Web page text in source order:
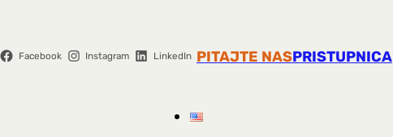
Facebook Instagram LinkedIn PITAJTE NASPRISTUPNICA